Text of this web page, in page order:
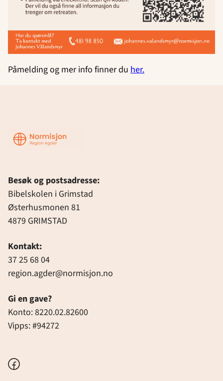
Påmelding og mer info finner du her.
Region
Agder
Besøk og postsadresse:
Bibelskolen i Grimstad
Østerhusmonen 81
4879 GRIMSTAD
Kontakt:
37 25 68 04
region.agder@normisjon.no
Gi en gave?
Konto: 8220.02.82600
Vipps: #94272
Facebook